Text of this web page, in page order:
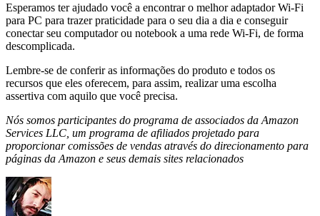
Esperamos ter ajudado você a encontrar o melhor adaptador Wi-Fi
para PC para trazer praticidade para o seu dia a dia e conseguir
conectar seu computador ou notebook a uma rede Wi-Fi, de forma
descomplicada.
Lembre-se de conferir as informações do produto e todos os
recursos que eles oferecem, para assim, realizar uma escolha
assertiva com aquilo que você precisa.
Nós somos participantes do programa de associados da Amazon
Services LLC, um programa de afiliados projetado para
proporcionar comissões de vendas através do direcionamento para
páginas da Amazon e seus demais sites relacionados